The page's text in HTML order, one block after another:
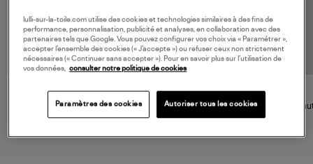
180,00 €
ERES
Culotte de Bain Fripon Ultra
230,00 €
Haut de Maillot de Bain Gang
Noir
lulli-sur-la-toile.com utilise des cookies et technologies similaires à des fins de
performance, personnalisation, publicité et analyses, en collaboration avec des
partenaires tels que Google. Vous pouvez configurer vos choix via « Paramétrer »,
accepter l’ensemble des cookies (« J’accepte ») ou refuser ceux non strictement
nécessaires (« Continuer sans accepter »). Pour en savoir plus sur l’utilisation de
vos données,
consulter notre politique de cookies
Paramètres des cookies Autoriser tous les cookies